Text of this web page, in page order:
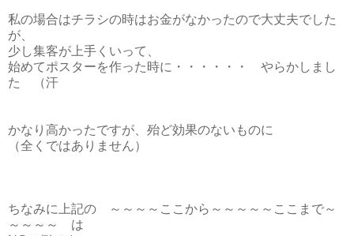
私の場合はチラシの時はお金がなかったので大丈夫でした
が、
少し集客が上手くいって、
始めてポスターを作った時に・・・・・・ やらかしまし
た （汗
かなり高かったですが、殆ど効果のないものに
（全くではありません）
ちなみに上記の ～～～～ここから～～～～～ここまで～
～～～～ は